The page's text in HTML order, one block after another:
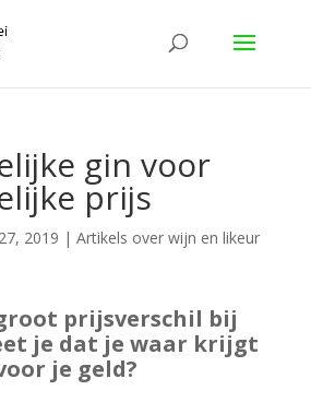
gin voor
prijs
2019 | Artikels over wijn en likeur
prijsverschil bij
je dat je waar krijgt
je geld?